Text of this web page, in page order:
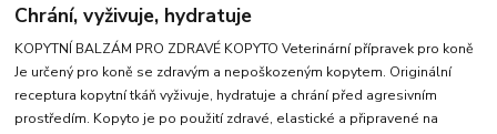
Chrání, vyživuje, hydratuje
KOPYTNÍ BALZÁM PRO ZDRAVÉ KOPYTO Veterinární přípravek pro koně
Je určený pro koně se zdravým a nepoškozeným kopytem. Originální
receptura kopytní tkáň vyživuje, hydratuje a chrání před agresivním
prostředím. Kopyto je po použití zdravé, elastické a připravené na